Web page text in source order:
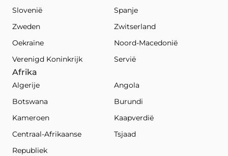
Slovenië
Spanje
Zweden
Zwitserland
Oekraïne
Noord-Macedonië
Verenigd Koninkrijk
Servië
Afrika
Algerije
Angola
Botswana
Burundi
Kameroen
Kaapverdië
Centraal-Afrikaanse
Republiek
Tsjaad